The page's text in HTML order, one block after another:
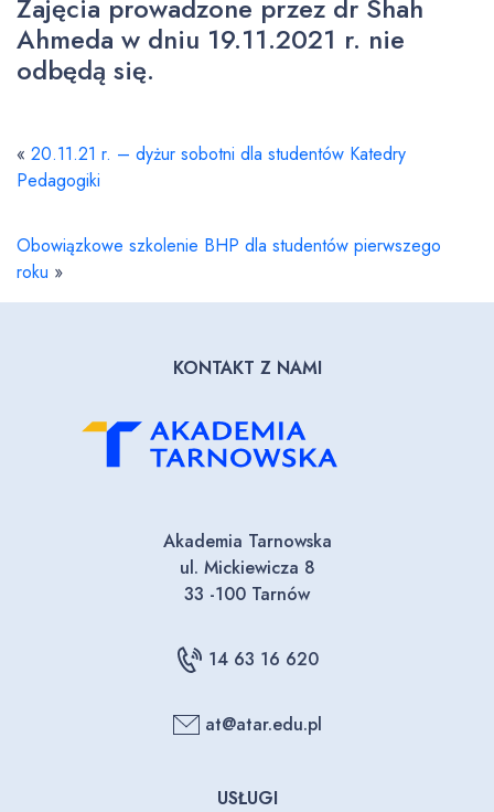
Zajęcia prowadzone przez dr Shah
Ahmeda w dniu 19.11.2021 r. nie
odbędą się.
« 20.11.21 r. – dyżur sobotni dla studentów Katedry
Pedagogiki
Obowiązkowe szkolenie BHP dla studentów pierwszego
roku »
KONTAKT Z NAMI
Akademia Tarnowska
ul. Mickiewicza 8
33 -100 Tarnów
14 63 16 620
at@atar.edu.pl
USŁUGI